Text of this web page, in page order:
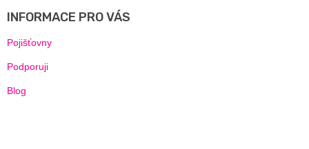
INFORMACE PRO VÁS
Pojišťovny
Podporuji
Blog